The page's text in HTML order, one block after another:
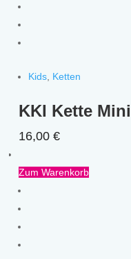
Kids Ketten
KKI Kette
16,00€
Zum Warenkorb